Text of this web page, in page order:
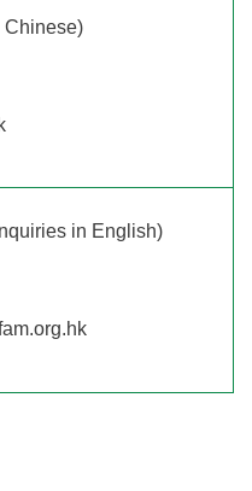
Chinese)
in English)